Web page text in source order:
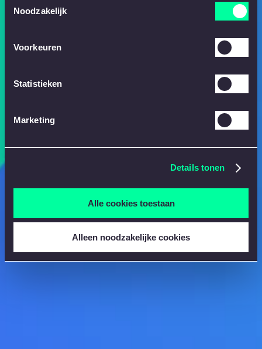
Noodzakelijk
Voorkeuren
Statistieken
Marketing
Details tonen
Alle cookies toestaan
Alleen noodzakelijke cookies